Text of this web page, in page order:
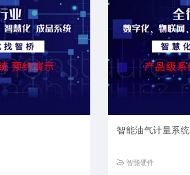
智能油气计量系统
智能硬件